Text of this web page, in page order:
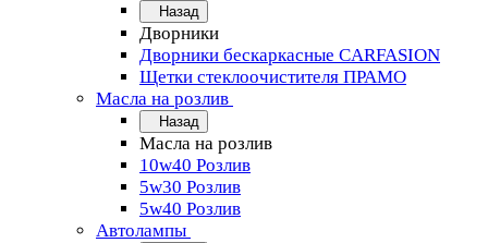
Назад
Дворники
Дворники бескаркасные CARFASION
Щетки стеклоочистителя ПРАМО
Масла на розлив
Назад
Масла на розлив
10w40 Розлив
5w30 Розлив
5w40 Розлив
Автолампы